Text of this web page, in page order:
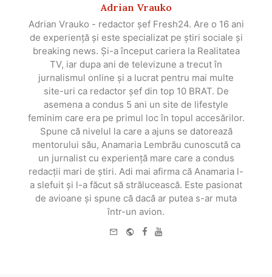
Adrian Vrauko
Adrian Vrauko - redactor șef Fresh24. Are o 16 ani
de experiență și este specializat pe știri sociale și
breaking news. Și-a început cariera la Realitatea
TV, iar dupa ani de televizune a trecut în
jurnalismul online și a lucrat pentru mai multe
site-uri ca redactor șef din top 10 BRAT. De
asemena a condus 5 ani un site de lifestyle
feminim care era pe primul loc în topul accesărilor.
Spune că nivelul la care a ajuns se datorează
mentorului său, Anamaria Lembrău cunoscută ca
un jurnalist cu experiență mare care a condus
redacții mari de știri. Adi mai afirma că Anamaria l-
a slefuit și l-a făcut să strălucească. Este pasionat
de avioane și spune că dacă ar putea s-ar muta
într-un avion.
e-
WebsiteFacebook